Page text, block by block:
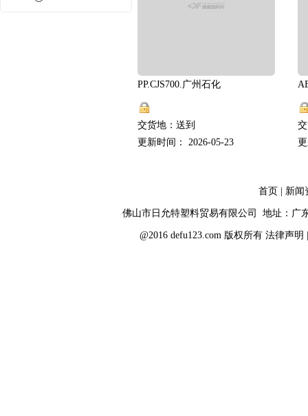
PP.CJS700.广州石化
交货地：送到
更新时间： 2026-05-23
首页 新闻
佛山市日允特塑料贸易有限公司 地址：广
@2016 defu123.com 版权所有 法律声明